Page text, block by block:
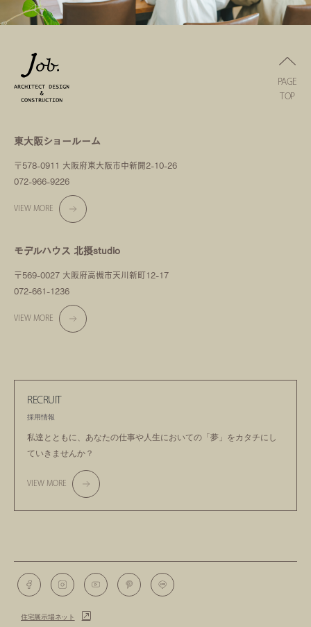
東大阪ショールーム
〒578-0911 大阪府東大阪市中新開2-10-26
072-966-9226
VIEW MORE
モデルハウス 北摂studio
〒569-0027 大阪府高槻市天川新町12-17
072-661-1236
VIEW MORE
RECRUIT
採用情報
私達とともに、あなたの仕事や人生においての 「夢」をカタチにし
ていきませんか？
VIEW MORE
PAGE
TOP
住宅展示場ネット